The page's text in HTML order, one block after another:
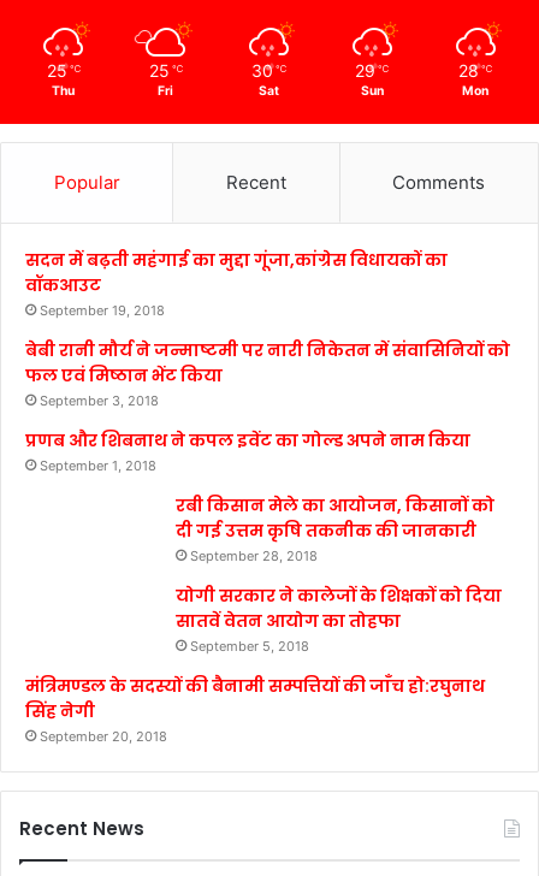
25 ℃
Thu
25 ℃
Fri
30 ℃
Sat
29 ℃
Sun
28 ℃
Mon
Popular Recent Comments
सदन में बढ़ती महंगाई का मुद्दा गूंजा,कांग्रेस विधायकों का
वॉकआउट
September 19, 2018
बेबी रानी मौर्य ने जन्माष्टमी पर नारी निकेतन में संवासिनियों को
फल एवं मिष्ठान भेंट किया
September 3, 2018
प्रणब और शिबनाथ ने कपल इवेंट का गोल्ड अपने नाम किया
September 1, 2018
रबी किसान मेले का आयोजन, किसानों को
दी गई उत्तम कृषि तकनीक की जानकारी
September 28, 2018
योगी सरकार ने कालेजों के शिक्षकों को दिया
सातवें वेतन आयोग का तोहफा
September 5, 2018
मंत्रिमण्डल के सदस्यों की बैनामी सम्पत्तियों की जाँच हो:रघुनाथ
सिंह नेगी
September 20, 2018
Recent News